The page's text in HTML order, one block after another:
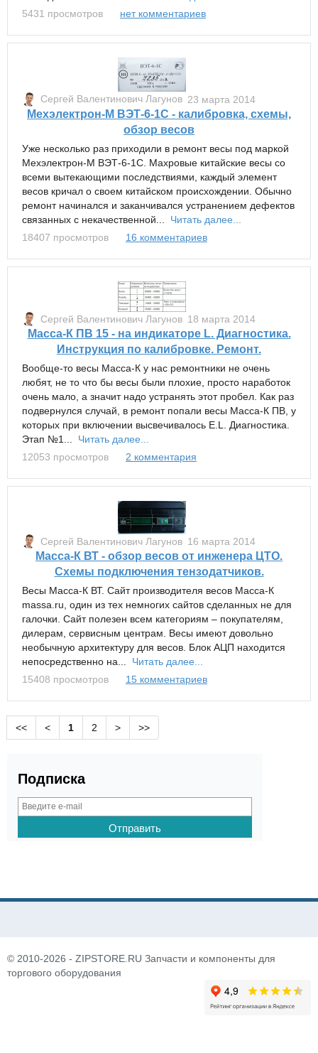
5431 просмотров
нет комментариев
Сергей Валентинович Лагунов 23 марта 2014
Мехэлектрон-М ВЭТ-6-1С - калибровка, схемы,
обзор весов
Уже несколько раз приходили в ремонт весы под маркой
Мехэлектрон-М ВЭТ-6-1С. Махровые китайские весы со
всеми вытекающими последствиями, каждый элемент
весов кричал о своем китайском происхождении. Обычно
ремонт начинался и заканчивался устранением дефектов
связанных с некачественной... Читать далее...
18407 просмотров
16 комментариев
Сергей Валентинович Лагунов 18 марта 2014
Масса-К ПВ 15 - на индикаторе L. Диагностика.
Инструкция по калибровке. Ремонт.
Вообще-то весы Масса-К у нас ремонтники не очень
любят, не то что бы весы были плохие, просто наработок
очень мало, а значит надо устранять этот пробел. Как раз
подвернулся случай, в ремонт попали весы Масса-К ПВ, у
которых при включении высвечивалось E.L. Диагностика.
Этап №1... Читать далее...
12053 просмотров
2 комментария
Сергей Валентинович Лагунов 16 марта 2014
Масса-К ВТ - обзор весов от инженера ЦТО.
Схемы подключения тензодатчиков.
Весы Масса-К ВТ. Сайт производителя весов Масса-К
massa.ru, один из тех немногих сайтов сделанных не для
галочки. Сайт полезен всем категориям – покупателям,
дилерам, сервисным центрам. Весы имеют довольно
необычную архитектуру для весов. Блок АЦП находится
непосредственно на... Читать далее...
15408 просмотров
15 комментариев
<< < 1 2 > >>
Подписка
© 2010-2026 - ZIPSTORE.RU Запчасти и компоненты для
торгового оборудования